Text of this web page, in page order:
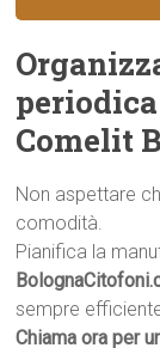
Comelit
Non aspettare
comodità.
Pianifica la
sempre
Chiama ora per